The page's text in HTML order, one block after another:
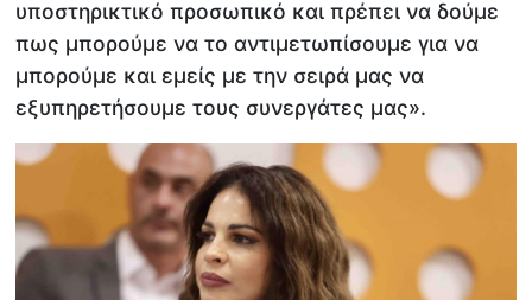
υποστηρικτικό προσωπικό και πρέπει να δούμε
πως μπορούμε να το αντιμετωπίσουμε για να
μπορούμε και εμείς με την σειρά μας να
εξυπηρετήσουμε τους συνεργάτες μας».